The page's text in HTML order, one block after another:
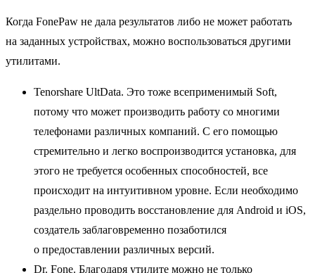
Когда FonePaw не дала результатов либо не может работать
на заданных устройствах, можно воспользоваться другими
утилитами.
Tenorshare UltData. Это тоже всеприменимый Soft,
потому что может производить работу со многими
телефонами различных компаний. С его помощью
стремительно и легко воспроизводится установка, для
этого не требуется особенных способностей, все
происходит на интуитивном уровне. Если необходимо
раздельно проводить восстановление для Android и iOS,
создатель заблаговременно позаботился
о предоставлении различных версий.
Dr. Fone. Благодаря утилите можно не только